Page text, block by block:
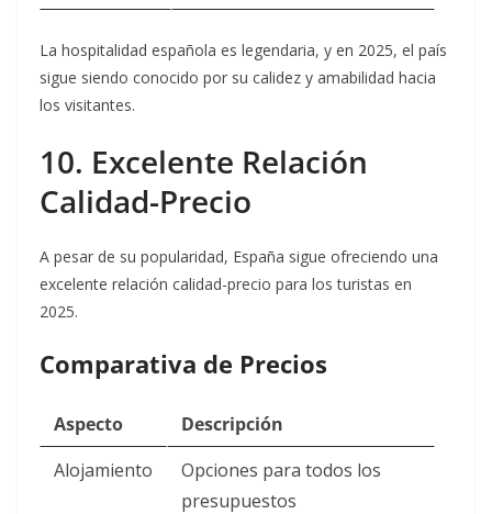
La hospitalidad española es legendaria, y en 2025, el país
sigue siendo conocido por su calidez y amabilidad hacia
los visitantes.
10. Excelente Relación
Calidad-Precio
A pesar de su popularidad, España sigue ofreciendo una
excelente relación calidad-precio para los turistas en
2025.
Comparativa de Precios
Aspecto
Descripción
Alojamiento
Opciones para todos los
presupuestos